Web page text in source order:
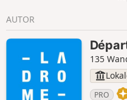
AUTOR
135
PRO